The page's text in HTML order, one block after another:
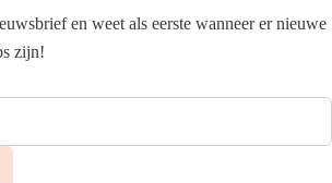
en weet als eerste wanneer er nieuwe
zijn!